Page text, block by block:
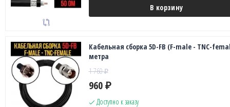
В корзину
Кабельная сборка 5D-FB (F-male - TNC-
метра
1 760₽
960 ₽
Доступно к заказу